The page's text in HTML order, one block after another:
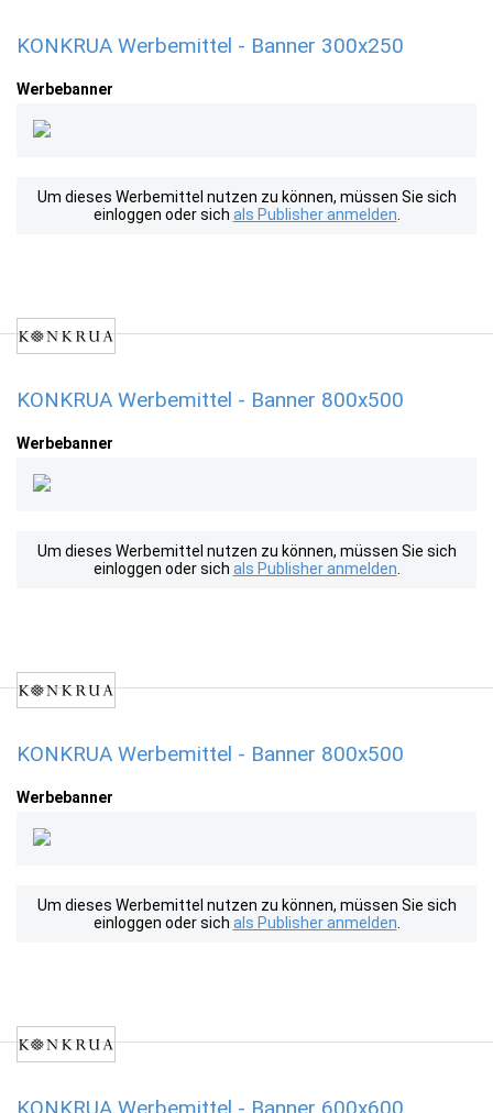
KONKRUA Werbemittel - Banner 300x250
Werbebanner
Um dieses Werbemittel nutzen zu können, müssen Sie sich
einloggen oder sich als Publisher anmelden
KONKRUA Werbemittel - Banner 800x500
Werbebanner
Um dieses Werbemittel nutzen zu können, müssen Sie sich
einloggen oder sich als Publisher anmelden
KONKRUA Werbemittel - Banner 800x500
Werbebanner
Um dieses Werbemittel nutzen zu können, müssen Sie sich
einloggen oder sich als Publisher anmelden